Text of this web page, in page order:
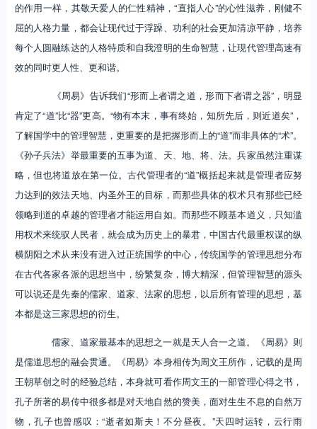
的作用一样，其敬天爱人的仁性精神，“直指人心”的心性滋养，刚健不
屈的人格力量，都会让现代过于浮躁、功利的社会更加清凉平静，培养
每个人圆融练达的人格特质和自我澄明的生命智慧，让现代管理高速有
效的同时更人性、更和谐。
《周易》告诉我们“形而上者谓之道，形而下者谓之器”，明显
肯定了“道”比“器”更高。“物有本末，事有终始，知所先后，则近道矣”，
了解国学中的管理智慧，更重要的是把握形而上的“道”而非具体的“术”。
《孙子兵法》举最重要的五事为道、天、地、将、法。兵家虽然注重谋
略，但也将道放在第一位。古代管理者的“道”概括起来就是管理者应努
力达到的效法天地、内圣外王的目标，而那些具体的权术只有那些已经
领略到道的卓越的管理者才能运用自如。而那些不顾基本道义，只知滥
用权术来统驭人民者，就会成为历史上的暴君，中国古代最重权谋的纵
横阴阳之术从来没有进入过正统国学的中心，传统国学的管理思想分布
在古代各家各派的思想当中，纷繁复杂，博大精深，但管理智慧的源头
可以说还是先秦的儒家、道家、法家的思想，以后所有管理的思想，基
本都是这三家思想的衍生。
儒家、道家最基本的思想之一就是天人合一之道。《周易》则
是儒道思想的融会贯通。《周易》本身相传为周文王所作，记载的是周
王朝草创之时的经验总结，本身就可看作周文王的一部管理心得之书，
孔子所著的易传中很多都是对天地自然的赞美，面对生生不息的自然万
物，孔子也曾感叹：“逝者如斯夫！不分昼夜。”天四时运转，云行雨